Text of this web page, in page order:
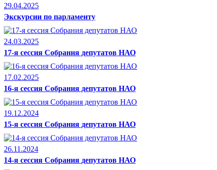
29.04.2025
Экскурсии по парламенту
24.03.2025
17-я сессия Собрания депутатов НАО
17.02.2025
16-я сессия Собрания депутатов НАО
19.12.2024
15-я сессия Собрания депутатов НАО
26.11.2024
14-я сессия Собрания депутатов НАО